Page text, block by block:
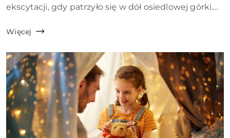
ekscytacji, gdy patrzyło się w dół osiedlowej górki.
wyzwań. Gdy spada pierwszy śnieg...
Więcej